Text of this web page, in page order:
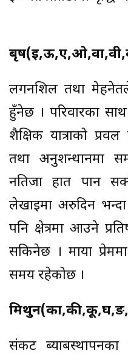
लगनशिल तथा
हुँनेछ । परिवारका
शैक्षिक यात्राको
तथा अनुशन्धानमा
नतिजा हात पार्न
लेखाईमा अरुदिन
पनि क्षेत्रमा आउने
सकिनेछ । माया
समय रहेकोछ ।
संकट ब्याबस्थापनका